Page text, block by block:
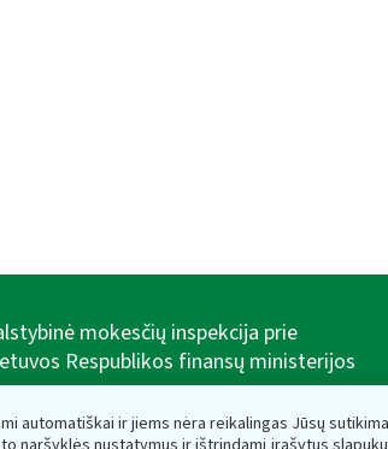
automatiškai ir jiems nėra reikalingas Jūsų
mokesčių inspekcija prie
Respublikos finansų ministerijos
Vasario 16-osios g. 14, 01107 Vilnius, Lietuva,
vmi@vmi.lt, E. pristatymo dėžutės adresas